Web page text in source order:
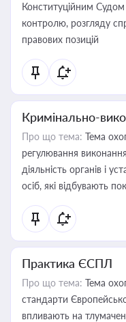
Конституційним Судом
контролю, розгляду
правових позицій
Кримінально-
Про що тема: Тема
регулювання
діяльність органів і
осіб, які відбувають
Практика ЄСПЛ
Про що тема: Тема
стандарти
впливають на